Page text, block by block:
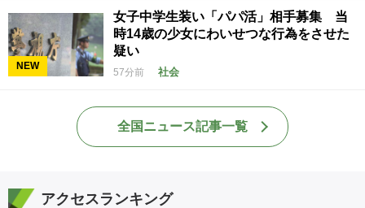
NEW
女子中学生装い「パパ活」相手募集 当
時14歳の少女にわいせつな行為をさせた
疑い
57分前 社会
全国ニュース記事一覧
アクセスランキング